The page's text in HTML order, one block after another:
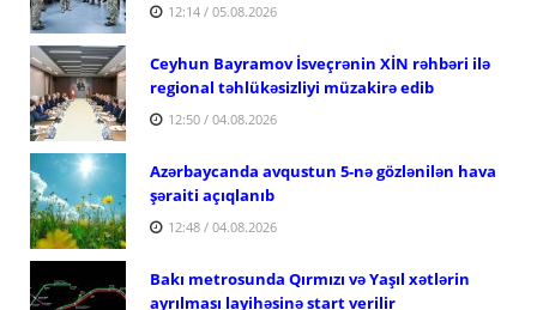
12:14 / 05.08.2026
Ceyhun Bayramov İsveçrənin XİN rəhbəri ilə
regional təhlükəsizliyi müzakirə edib
12:50 / 04.08.2026
Azərbaycanda avqustun 5-nə gözlənilən hava
şəraiti açıqlanıb
12:48 / 04.08.2026
Bakı metrosunda Qırmızı və Yaşıl xətlərin
ayrılması layihəsinə start verilir